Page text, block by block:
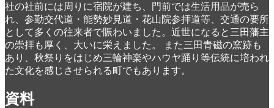
社の社前には周りに宿院が建ち、門前では生活用品が売ら
れ、参勤交代道・能勢妙見道・花山院参拝道等、交通の要所
として多くの往来者で賑わいました。近世になると三田藩主
の崇拝も厚く、大いに栄えました。 また三田青磁の窯跡も
あり、秋祭りをはじめ三輪神楽やハウヤ踊り等伝統に培われ
た文化を感じさせられる町でもあります。
資料